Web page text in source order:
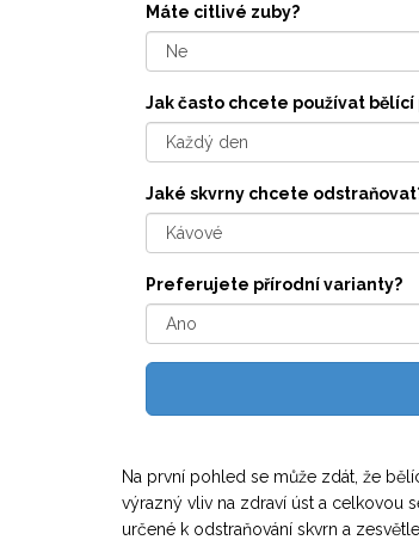
Máte citlivé zuby?
Jak často chcete používat bělící
Jaké skvrny chcete
Preferujete přírodní varianty?
Na první pohled se může zdát, že
výrazný vliv na zdraví úst a celkovou
určené k odstraňování skvrn a